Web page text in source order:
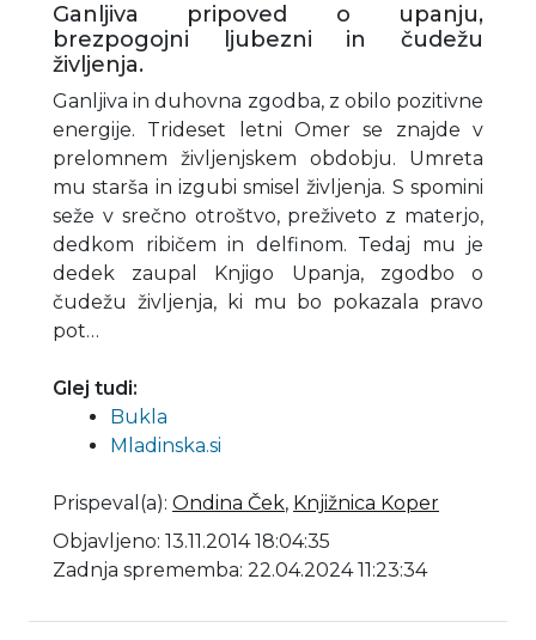
Ganljiva pripoved o upanju,
brezpogojni ljubezni in čudežu
življenja.
Ganljiva in duhovna zgodba, z obilo pozitivne
energije. Trideset letni Omer se znajde v
prelomnem življenjskem obdobju. Umreta
mu starša in izgubi smisel življenja. S spomini
seže v srečno otroštvo, preživeto z materjo,
dedkom ribičem in delfinom. Tedaj mu je
dedek zaupal Knjigo Upanja, zgodbo o
čudežu življenja, ki mu bo pokazala pravo
pot…
Glej tudi:
Bukla
Mladinska.si
Prispeval(a): Ondina Ček, Knjižnica Koper
Objavljeno: 13.11.2014 18:04:35
Zadnja sprememba: 22.04.2024 11:23:34